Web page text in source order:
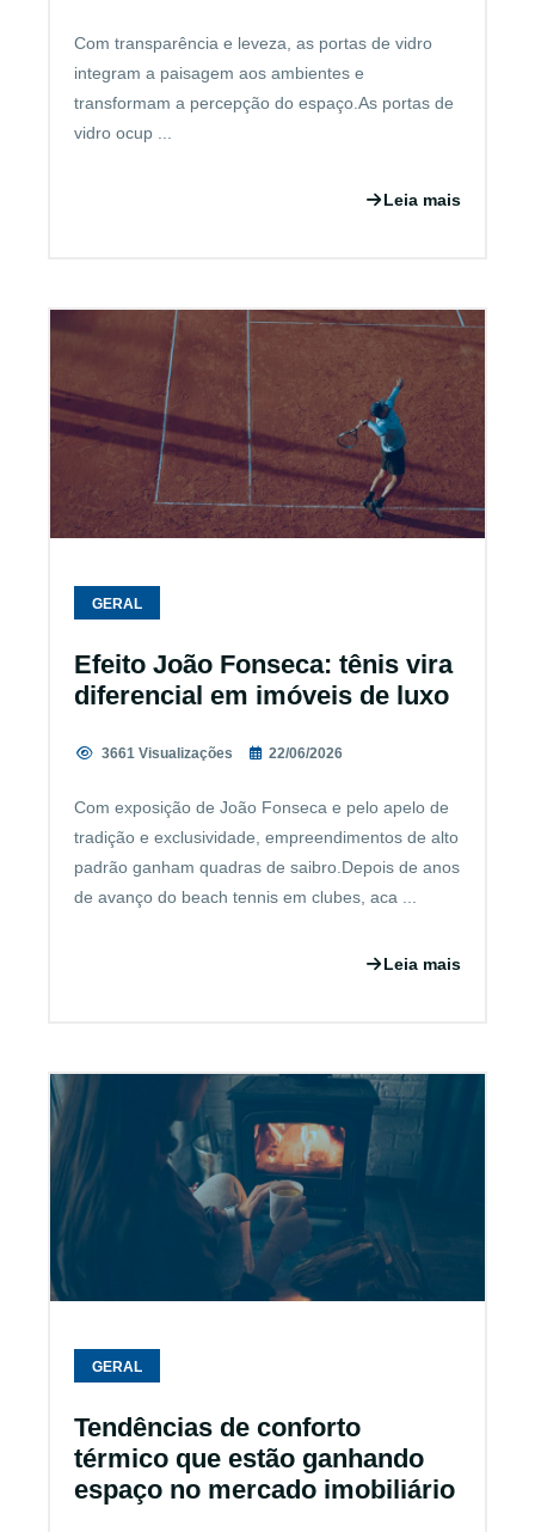
Com transparência e leveza, as portas de vidro
integram a paisagem aos ambientes e
transformam a percepção do espaço.As portas de
vidro ocup ...
Leia mais
GERAL
Efeito João Fonseca: tênis vira
diferencial em imóveis de luxo
3661 Visualizações 22/06/2026
Com exposição de João Fonseca e pelo apelo de
tradição e exclusividade, empreendimentos de alto
padrão ganham quadras de saibro.Depois de anos
de avanço do beach tennis em clubes, aca ...
Leia mais
GERAL
Tendências de conforto
térmico que estão ganhando
espaço no mercado imobiliário